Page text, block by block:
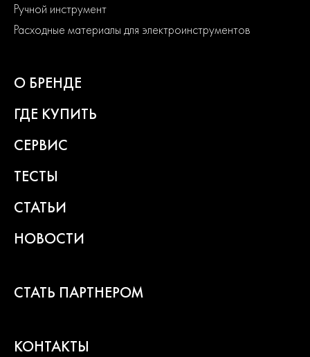
Ручной инструмент
Расходные материалы для электроинструментов
О БРЕНДЕ
ГДЕ КУПИТЬ
СЕРВИС
ТЕСТЫ
СТАТЬИ
НОВОСТИ
СТАТЬ ПАРТНЕРОМ
КОНТАКТЫ